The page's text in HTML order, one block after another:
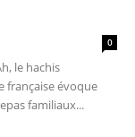
0
le hachis
française évoque
familiaux...